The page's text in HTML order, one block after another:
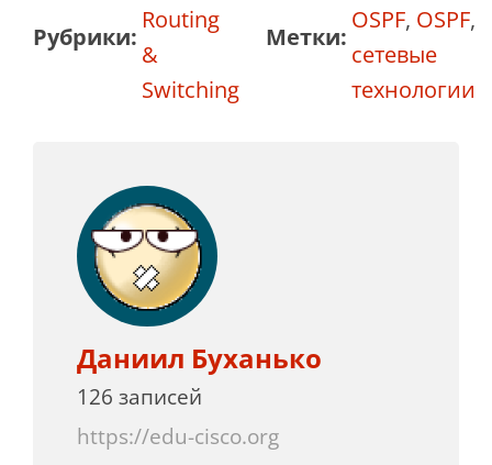
Рубрики:
Routing
&
Switching
Метки:
OSPF, OSPF,
сетевые
технологии
Даниил Буханько
126 записей
https://edu-cisco.org